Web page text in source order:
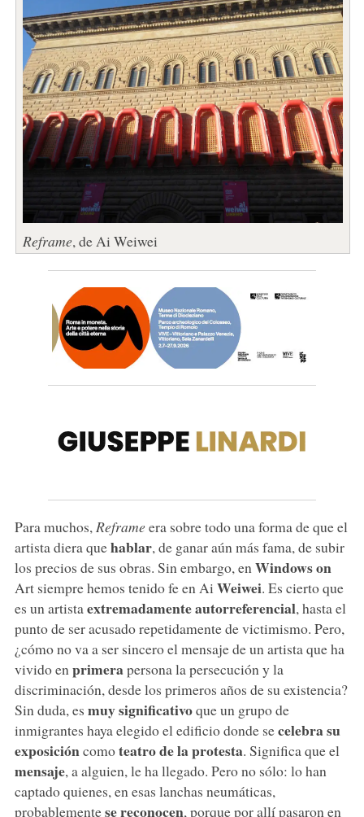
Reframe, de Ai Weiwei
Para muchos, Reframeera sobre todo una forma de que el
artista diera quehablar, de ganar aún más fama, de subir
los precios de sus obras. Sin embargo, en Windows on
Art siempre hemos tenido fe en Ai Weiwei. Es cierto que
es un artista extremadamente autorreferencial, hasta el
punto de ser acusado repetidamente de victimismo. Pero,
¿cómo no va a ser sincero el mensaje de un artista que ha
vivido en primerapersona la persecución y la
discriminación, desde los primeros años de su existencia?
Sin duda, es muy significativoque un grupo de
inmigrantes haya elegido el edificio donde secelebra su
exposicióncomoteatro de la protesta. Significa que el
mensaje, a alguien, le ha llegado. Pero no sólo: lo han
captado quienes, en esas lanchas neumáticas,
probablementese reconocen, porque por allí pasaron en